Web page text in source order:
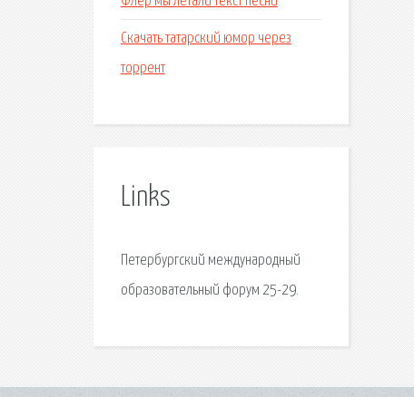
Скачать татарский юмор через
торрент
Links
Петербургский международный
образовательный форум 25-29.